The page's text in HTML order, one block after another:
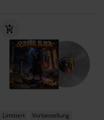
Limitiert Vorbestellung